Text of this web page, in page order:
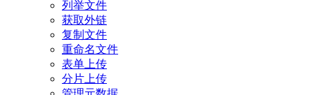
列举文件
获取外链
复制文件
重命名文件
表单上传
分片上传